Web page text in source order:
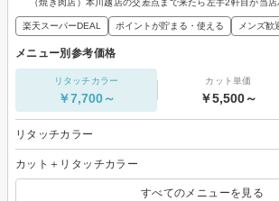
（焼き肉店）本川越店の交差点まで来たら左手2軒目が当
楽天スーパーDEAL ポイントが貯まる・使える メンズ歓
メニュー別参考価格
リタッチカラー
￥7,700～
カット単価
￥5,500～
リタッチカラー
カット＋リタッチカラー
すべてのメニューを見る